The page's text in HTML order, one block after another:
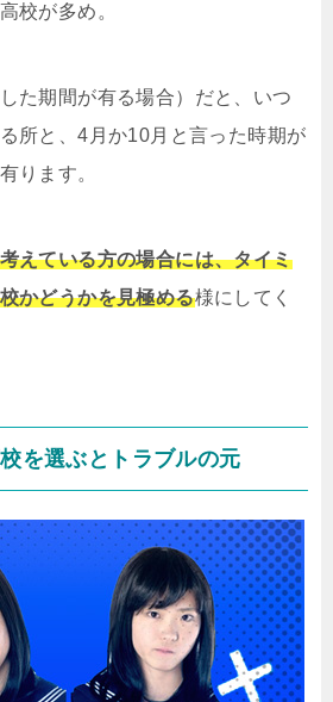
校が多め。
た期間が有る場合）だと、いつ
所と、4月か10月と言った時期が
ります。
えている方の場合には、タイミ
かどうかを見極める様にしてく
を選ぶとトラブルの元